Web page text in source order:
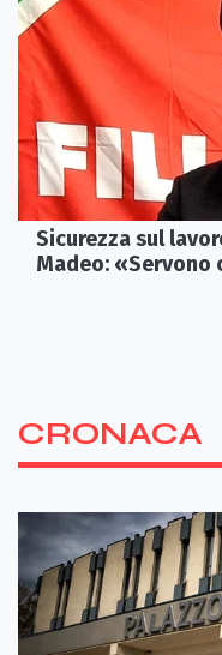
Sicurezza sul
Madeo:
CRONACA